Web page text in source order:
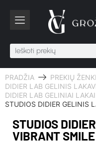
PRADŽIA PREKIŲ
DIDIER LAB GELINIS
DIDIER LAB GELINIAI LAKAI
STUDIOS DIDIER GELINIS
STUDIOS
VIBRANT